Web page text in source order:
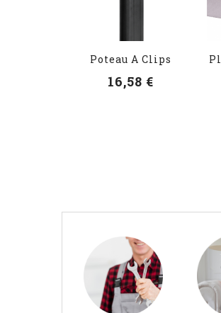
Poteau A Clips
16,58 €